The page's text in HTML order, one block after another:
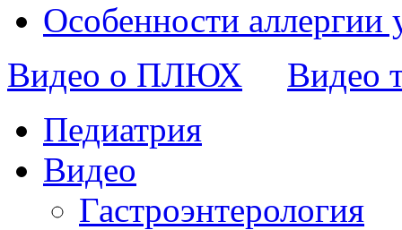
Особенности аллергии
Видео о ПЛЮХ
Видео
Педиатрия
Видео
Гастроэнтерология